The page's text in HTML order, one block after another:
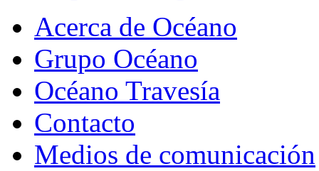
Acerca de Océano
Grupo Océano
Océano Travesía
Contacto
Medios de comunicación